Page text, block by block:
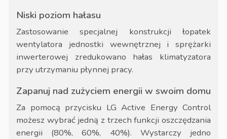
Niski poziom hałasu
Zastosowanie specjalnej konstrukcji łopatek
wentylatora jednostki wewnętrznej i sprężarki
inwerterowej zredukowano hałas klimatyzatora
przy utrzymaniu płynnej pracy.
Zapanuj nad zużyciem energii w swoim domu
Za pomocą przycisku LG Active Energy Control
możesz wybrać jedną z trzech funkcji oszczędzania
energii (80%, 60%, 40%). Wystarczy jedno